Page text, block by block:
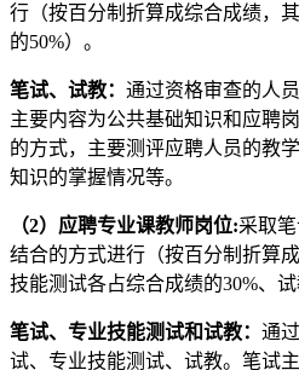
行（按百分制折算成综合成绩，
的50%）。
笔试、试教： 通过资格审查的人
主要内容为公共基础知识和应聘
的方式，主要测评应聘人员的教
知识的掌握情况等。
（2） 应聘专业课教师岗位:采取
结合的方式进行（按百分制折算
技能测试各占综合成绩的30%、试
笔试、专业技能测试和试教： 通
试、专业技能测试、试教。笔试